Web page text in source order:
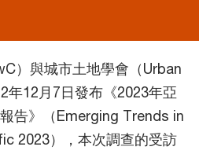
）與城市土地學會（Urban
12月7日發布《2023年亞
告》（Emerging Trends in
2023），本次調查的受訪